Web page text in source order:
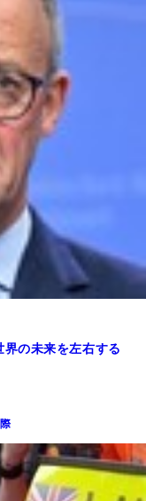
界の未来を左右する